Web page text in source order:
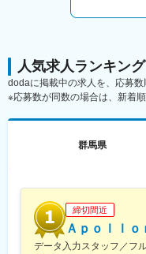
961万円/入社4年目
＋賞与＋資格手当＋
857万円/入社2年目/
与＋資格手当
月平均の残業時間は
おり、メリハリをつ
■中途入社者の入社理
・結婚を機に、残業
い。
・固定給が一定高く
・雇用形態、正社員
人気求人ランキング
dodaに掲載中の求人を、応募数
※応募数が同数の場合は、新着順
群馬県
締切間近
Ａｐｏｌｌ
データ入力スタッフ／フ